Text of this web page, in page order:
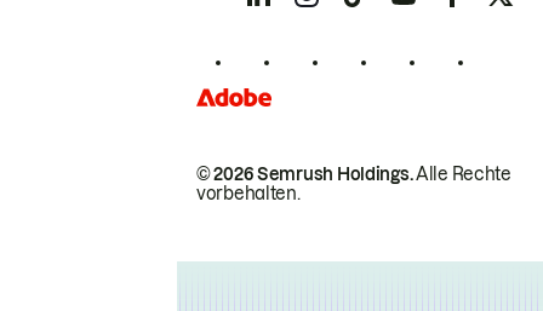
© 2026 Semrush Holdings.Alle Rechte
vorbehalten.